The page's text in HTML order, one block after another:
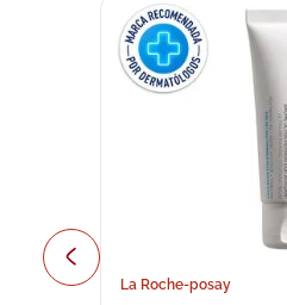
La Roche-posay